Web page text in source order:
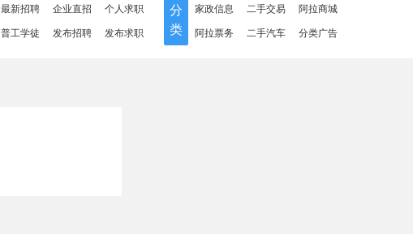
最新招聘 企业直招 个人求职
普工学徒 发布招聘 发布求职
分
类
家政信息 二手交易 阿拉商城
阿拉票务 二手汽车 分类广告